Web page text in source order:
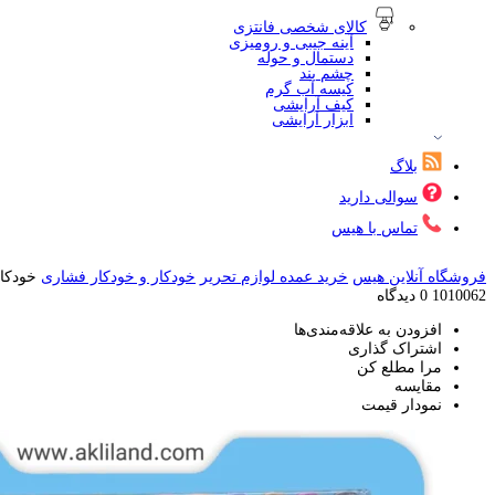
کالای شخصی فانتزی
آینه جیبی و رومیزی
دستمال و حوله
چشم بند
کیسه آب گرم
کیف آرایشی
ابزار آرایشی
بلاگ
سوالی دارید
تماس با هیس
فروشگاه آنلاین هیس خرید عمده لوازم تحریر خودکار و خودکار فشاری خودکار 12
1010062 0 دیدگاه
افزودن به علاقه‌مندی‌ها
اشتراک گذاری
مرا مطلع کن
مقایسه
نمودار قیمت